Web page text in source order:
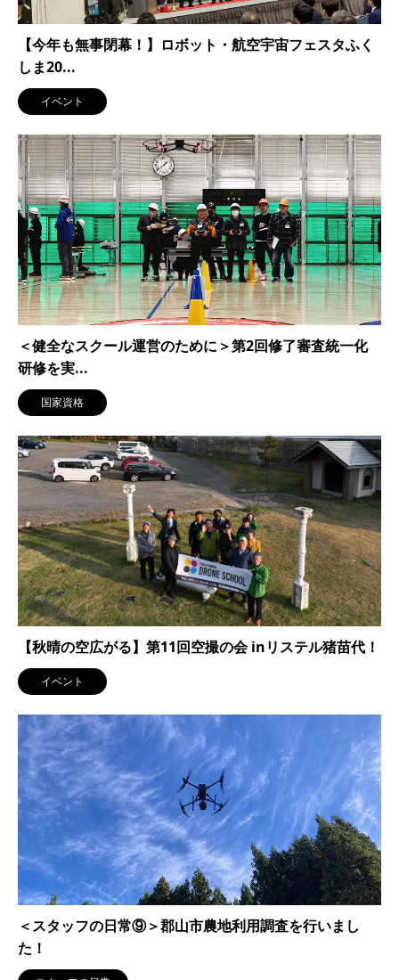
【今年も無事閉幕！】ロボット・航空宇宙フェスタふく
しま20...
イベント
＜健全なスクール運営のために＞第2回修了審査統一化
研修を実...
国家資格
【秋晴の空広がる】第11回空撮の会 inリステル猪苗代！
イベント
＜スタッフの日常⑨＞郡山市農地利用調査を行いまし
た！